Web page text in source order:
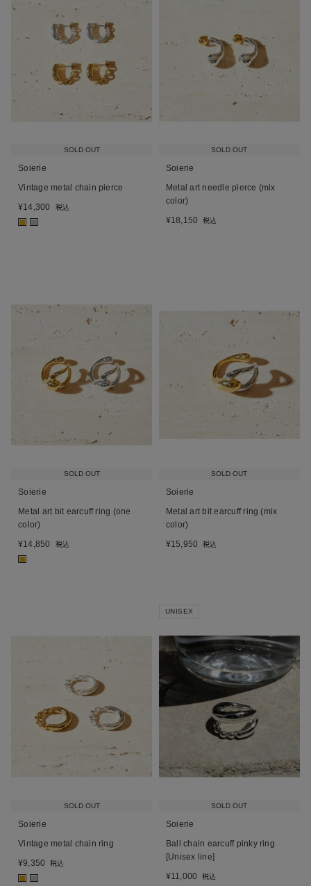
SOLD OUT
Soierie
Vintage metal chain pierce
¥14,300 税込
■ ■
SOLD OUT
Soierie
Metal art needle pierce (mix
color)
¥18,150 税込
SOLD OUT
Soierie
Metal art bit earcuff ring (one
color)
¥14,850 税込
SOLD OUT
Soierie
Metal art bit earcuff ring (mix
color)
¥15,950 税込
SOLD OUT
Soierie
Vintage metal chain ring
¥9,350 税込
■ ■
SOLD OUT
UNISEX
Soierie
Ball chain earcuff pinky ring
[Unisex line]
¥11,000 税込